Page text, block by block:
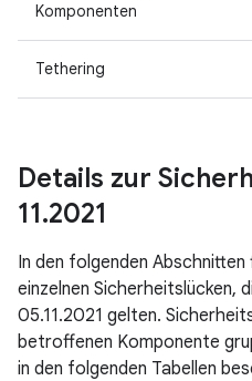
Komponenten
Tethering
Details zur
11.2021
In den folgenden Abschnitten
einzelnen Sicherheitslücken,
05.11.2021 gelten.
betroffenen Komponente
in den folgenden Tabellen